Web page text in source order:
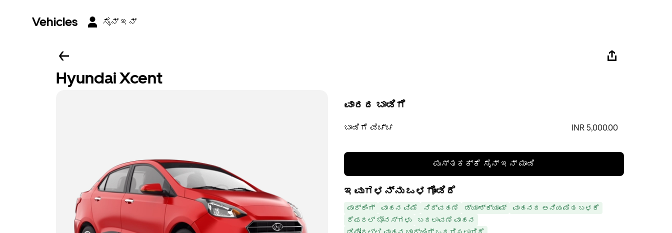
Vehicles ಸೈನ್ ಇನ್
Hyundai Xcent
ವಾರದ ಬಾಡಿಗೆ
ಬಾಡಿಗೆ ವೆಚ್ಚ INR 5,000.00
ಪುಸ್ತಕಕ್ಕೆ ಸೈನ್ ಇನ್ ಮಾಡಿ
ಇವುಗಳನ್ನು ಒಳಗೊಂಡಿದೆ
ಪಾರ್ಕಿಂಗ್ ವಾಹನ ವಿಮೆ ನಿರ್ವಹಣೆ ಡ್ಯಾಶ್‌ಕ್ಯಾಮ್
ವಾಹನದ ಅನಿಯಮಿತ ಬಳಕೆ
ರೆಫರಲ್ ಬೋನಸ್‌ಗಳು
ಬದಲಾವಣೆ ವಾಹನ